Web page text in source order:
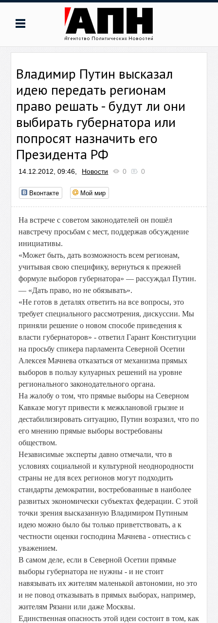
Владимир Путин высказал
идею передать регионам
право решать - будут ли они
выбирать губернатора или
попросят назначить его
Президента РФ
14.12.2012, 09:46, Новости 0 0
Вконтакте Мой мир
На встрече с советом законодателей он пошёл
навстречу просьбам с мест, поддержав обсуждение
инициативы.
«Может быть, дать возможность всем регионам,
учитывая свою специфику, вернуться к прежней
формуле выборов губернатора» — рассуждал Путин.
— «Дать право, но не обязывать».
«Не готов в деталях ответить на все вопросы, это
требует специального рассмотрения, дискуссии. Мы
приняли решение о новом способе приведения к
власти губернаторов» - ответил Гарант Конституции
на просьбу спикера парламента Северной Осетии
Алексея Мачнева отказаться от механизма прямых
выборов в пользу кулуарных решений на уровне
регионального законодательного органа.
На жалобу о том, что прямые выборы на Северном
Кавказе могут привести к межклановой грызне и
дестабилизировать ситуацию, Путин возразил, что по
его мнению прямые выборы востребованы
обществом.
Независимые эксперты давно отмечали, что в
условиях социальной и культурной неоднородности
страны не для всех регионов могут подходить
стандарты демократии, востребованные в наиболее
развитых экономически субъектах федерации. С этой
точки зрения высказанную Владимиром Путиным
идею можно было бы только приветствовать, а к
честности оценки господина Мачнева - отнестись с
уважением.
В самом деле, если в Северной Осетии прямые
выборы губернатора не нужны - и не стоит
навязывать их жителям маленькой автономии, но это
и не повод отказывать в прямых выборах, например,
жителям Рязани или даже Москвы.
Единственная опасность этой идеи состоит в том, как